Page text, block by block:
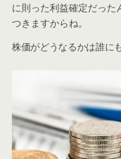
に則った利益確定だっ
つきますからね。
株価がどうなるかは誰に